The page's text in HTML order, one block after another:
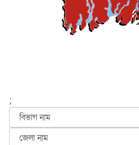
বেনজীর আহমেদের
মাহম...
জাতীয়
হরমুজ নিয়ে ইরান-
পৃথিবীর দিকে আসছে
আন্তর্জাতিক
কেনিয়ায় ১৫ হাতির
;